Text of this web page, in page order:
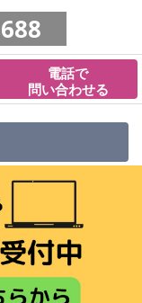
電話で
問い合わせる